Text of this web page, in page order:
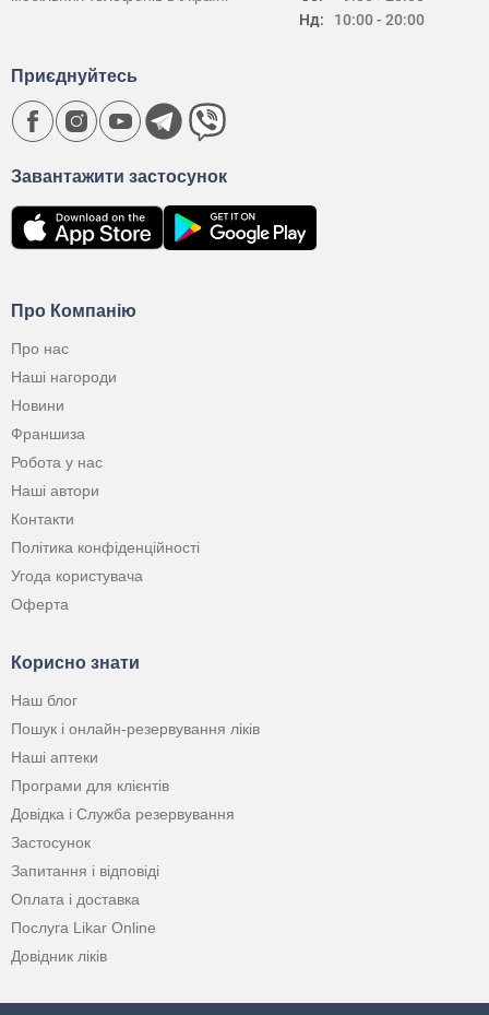
Нд:
10:00 - 20:00
Про Компанію
Про нас
Наші нагороди
Новини
Франшиза
Робота у нас
Наші автори
Контакти
Політика конфіденційності
Угода користувача
Оферта
Корисно знати
Наш блог
Пошук і онлайн-резервування ліків
Наші аптеки
Програми для клієнтів
Довідка і Служба резервування
Застосунок
Запитання і відповіді
Оплата і доставка
Послуга Likar Online
Довідник ліків
Завантажити застосунок
Приєднуйтесь